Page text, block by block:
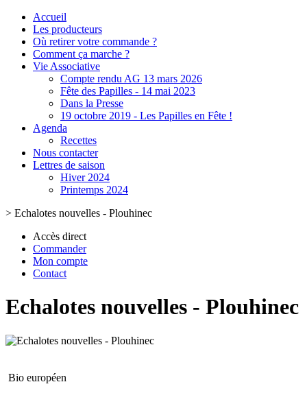
Accueil
Les producteurs
Où retirer votre commande ?
Comment ça marche ?
Vie Associative
Compte rendu AG 13 mars 2026
Fête des Papilles - 14 mai 2023
Dans la Presse
19 octobre 2019 - Les Papilles en Fête !
Agenda
Recettes
Nous contacter
Lettres de saison
Hiver 2024
Printemps 2024
> Echalotes nouvelles - Plouhinec
Accès direct
Commander
Mon compte
Contact
Echalotes nouvelles - Plouhinec
Bio européen